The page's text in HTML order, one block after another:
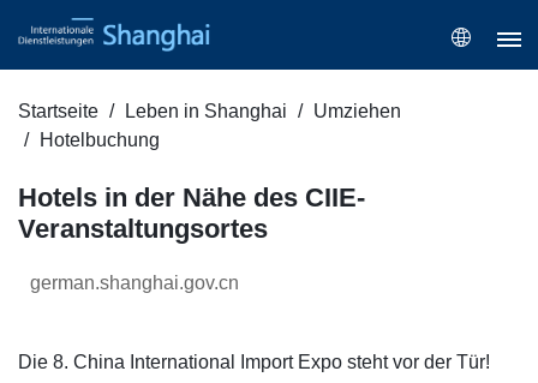
Startseite Leben in Shanghai
Umziehen
Hotelbuchung
Hotels in der Nähe des CIIE-
Veranstaltungsortes
german.shanghai.gov.cn
Die 8. China International Import Expo steht vor der Tür!